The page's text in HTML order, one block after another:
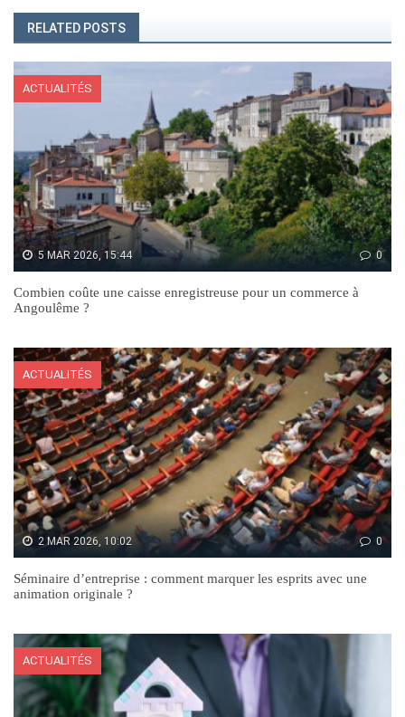
RELATED POSTS
ACTUALITÉS
5 MAR 2026, 15:44 0
Combien coûte une caisse enregistreuse pour un commerce à
Angoulême ?
ACTUALITÉS
2 MAR 2026, 10:02 0
Séminaire d’entreprise : comment marquer les esprits avec une
animation originale ?
ACTUALITÉS